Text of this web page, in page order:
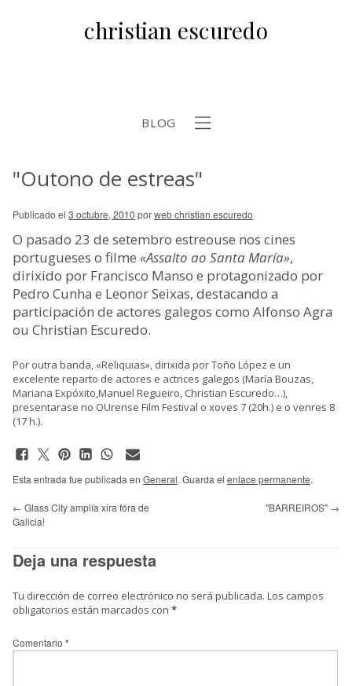
christian escuredo
BLOG
"Outono de estreas"
Publicado el 3 octubre, 2010 porweb christian escuredo
O pasado 23 de setembro estreouse nos cines
portugueses o filme «Assalto ao Santa María»,
dirixido por Francisco Manso e protagonizado por
Pedro Cunha e Leonor Seixas, destacando a
participación de actores galegos como Alfonso Agra
ou Christian Escuredo.
Por outra banda, «Reliquias», dirixida por Toño López e un
excelente reparto de actores e actrices galegos (María Bouzas,
Mariana Expóxito,Manuel Regueiro, Christian Escuredo…),
presentarase no OUrense Film Festival o xoves 7 (20h.) e o venres 8
(17 h.).
Esta entrada fue publicada en General. Guarda el enlace permanente.
← Glass City amplía xira fóra de
Galicia!
"BARREIROS" →
Deja una respuesta
Tu dirección de correo electrónico no será publicada. Los campos
obligatorios están marcados con *
Comentario *